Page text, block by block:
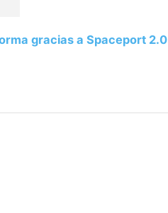
gracias a Spaceport 2.0